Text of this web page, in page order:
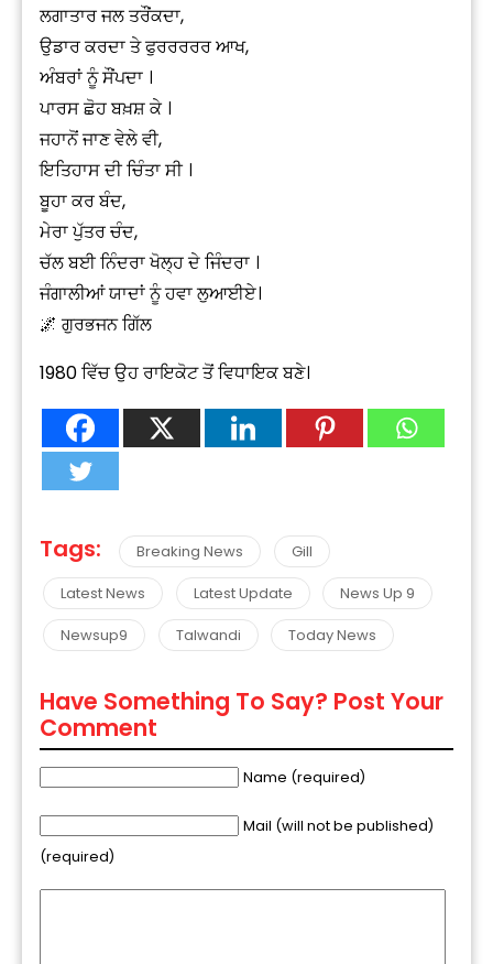
ਲਗਾਤਾਰ ਜਲ ਤਰੌਂਕਦਾ,
ਉਡਾਰ ਕਰਦਾ ਤੇ ਫੁਰਰਰਰਰ ਆਖ,
ਅੰਬਰਾਂ ਨੂੰ ਸੌਂਪਦਾ ।
ਪਾਰਸ ਛੋਹ ਬਖ਼ਸ਼ ਕੇ ।
ਜਹਾਨੋਂ ਜਾਣ ਵੇਲੇ ਵੀ,
ਇਤਿਹਾਸ ਦੀ ਚਿੰਤਾ ਸੀ ।
ਬੂਹਾ ਕਰ ਬੰਦ,
ਮੇਰਾ ਪੁੱਤਰ ਚੰਦ,
ਚੱਲ ਬਈ ਨਿੰਦਰਾ ਖੋਲ੍ਹ ਦੇ ਜਿੰਦਰਾ ।
ਜੰਗਾਲੀਆਂ ਯਾਦਾਂ ਨੂੰ ਹਵਾ ਲੁਆਈਏ।
🌌 ਗੁਰਭਜਨ ਗਿੱਲ
1980 ਵਿੱਚ ਉਹ ਰਾਇਕੋਟ ਤੋਂ ਵਿਧਾਇਕ ਬਣੇ।
Tags: Breaking News
Gill
Latest News
Latest Update
News Up 9
Newsup9
Talwandi Today News
Have Something To Say? Post Your
Comment
Name (required)
Mail (will not be published)
(required)